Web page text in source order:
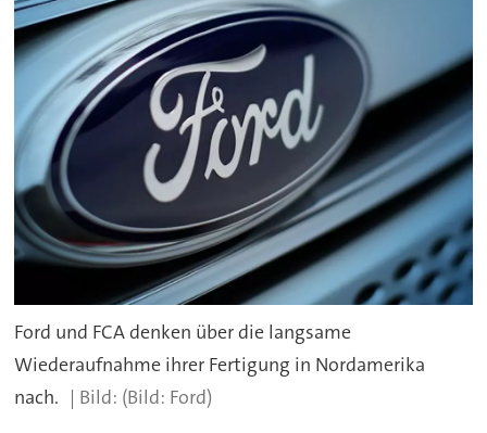
Ford und FCA denken über die langsame
Wiederaufnahme ihrer Fertigung in Nordamerika
nach.
(Bild: Ford)